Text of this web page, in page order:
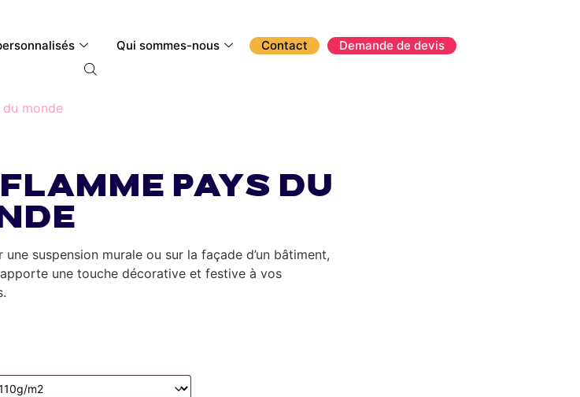
Qui sommes-nous Contact Demande de devis
du monde
Pays du
une suspension murale ou sur la façade d’un bâtiment,
apporte une touche décorative et festive à vos